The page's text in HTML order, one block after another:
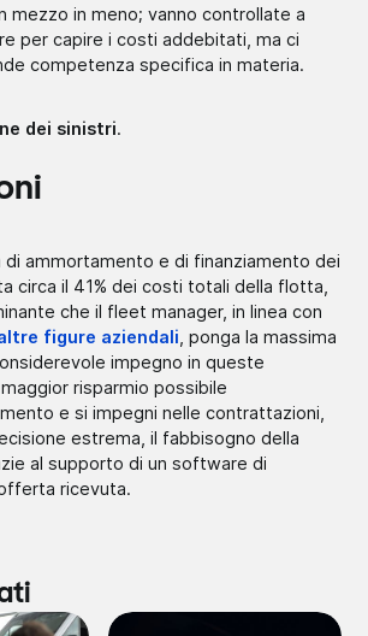
mezzo in meno; vanno controllate a
per capire i costi addebitati, ma ci
competenza specifica in materia.
dei sinistri.
di ammortamento e di finanziamento dei
circa il 41% dei costi totali della flotta,
che il fleet manager, in linea con
figure aziendali , ponga la massima
impegno in queste
risparmio possibile
e si impegni nelle contrattazioni,
estrema, il fabbisogno della
al supporto di un software di
ricevuta.